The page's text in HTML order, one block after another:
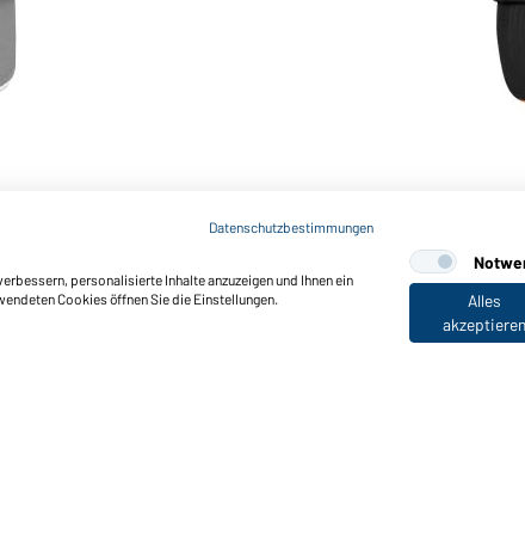
5 Panel Sandwich Cap
Datenschutzbestimmungen
personalisierte Inhalte anzuzeigen und Ihnen ein
Cookies öffnen Sie die Einstellungen.
Alles
akzeptieren